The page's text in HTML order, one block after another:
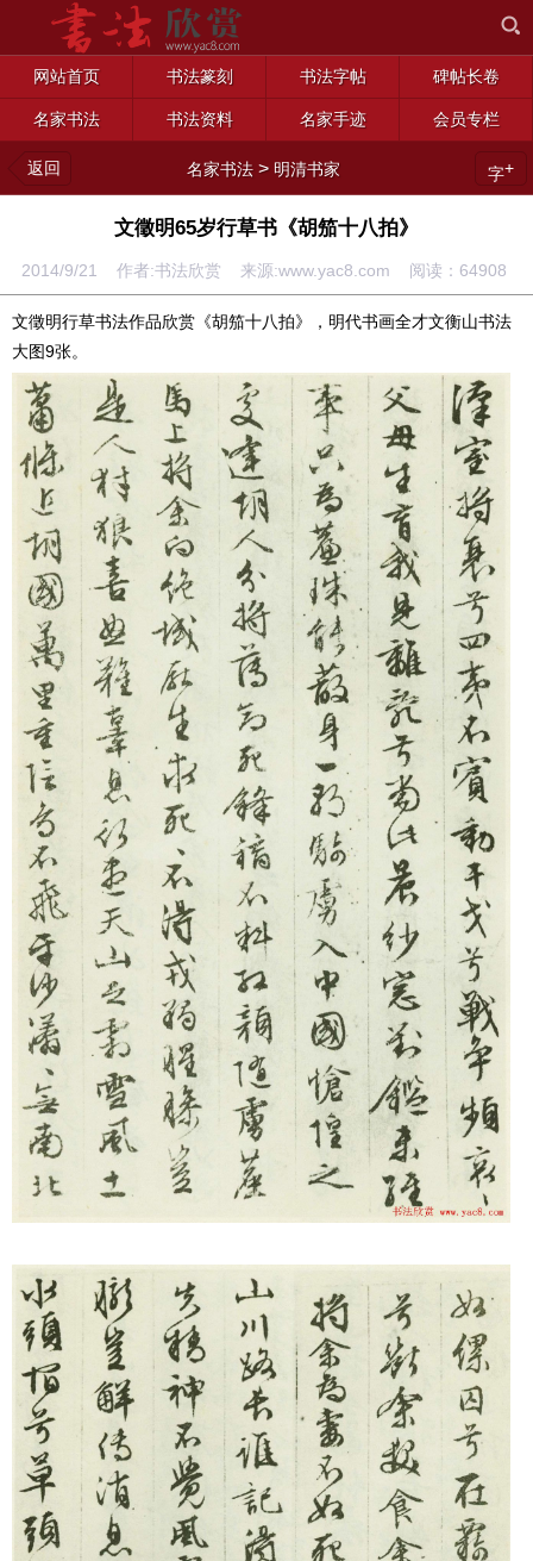
网站首页 书法篆刻 书法字帖 碑帖长卷
名家书法 书法资料 名家手迹 会员专栏
返回 名家书法 > 明清书家 字+
文徵明65岁行草书《胡笳十八拍》
2014/9/21 作者:书法欣赏 来源:www.yac8.com 阅读： 64908
文徵明行草书法作品欣赏《胡笳十八拍》，明代书画全才文衡山书法
大图9张。